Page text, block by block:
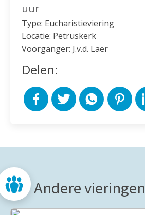
uur
Type: Eucharistieviering
Locatie: Petruskerk
Voorganger: J.v.d. Laer
Delen:
Andere vieringen